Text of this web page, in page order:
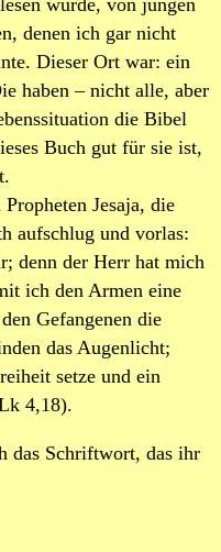
denen ich gar nicht
Dieser Ort war: ein
haben – nicht alle, aber
die Bibel
Buch gut für sie ist,
Jesaja, die
aufschlug und vorlas:
denn der Herr hat mich
ich den Armen eine
Gefangenen die
das Augenlicht;
setze und ein
4,18).
das Schriftwort, das ihr